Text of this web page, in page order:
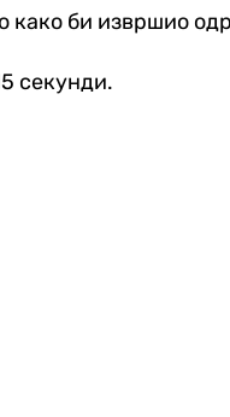
како би извршио
секунди.